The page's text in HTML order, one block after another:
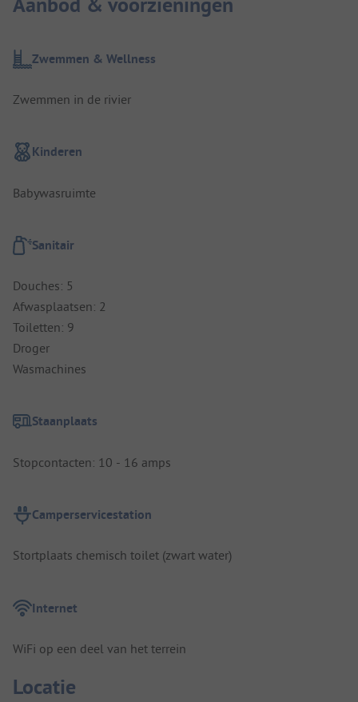
Zwemmen & Wellness
Zwemmen in de rivier
Kinderen
Babywasruimte
Sanitair
Douches: 5
Afwasplaatsen: 2
Toiletten: 9
Droger
Wasmachines
Staanplaats
Stopcontacten: 10 - 16 amps
Camperservicestation
Stortplaats chemisch toilet (zwart water)
Internet
WiFi op een deel van het terrein
Locatie